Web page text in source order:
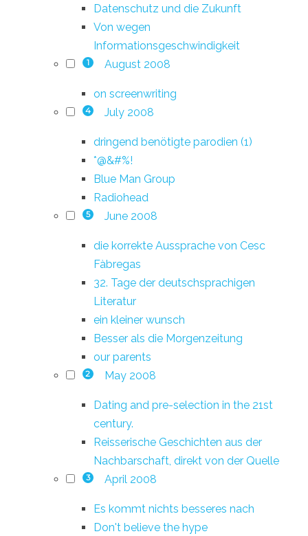
Datenschutz und die Zukunft
Von wegen
Informationsgeschwindigkeit
1 August 2008
on screenwriting
4 July 2008
dringend benötigte parodien (1)
*@&#%!
Blue Man Group
Radiohead
5 June 2008
die korrekte Aussprache von Cesc
Fàbregas
32. Tage der deutschsprachigen
Literatur
ein kleiner wunsch
Besser als die Morgenzeitung
our parents
2 May 2008
Dating and pre-selection in the 21st
century.
Reisserische Geschichten aus der
Nachbarschaft, direkt von der Quelle
3 April 2008
Es kommt nichts besseres nach
Don't believe the hype